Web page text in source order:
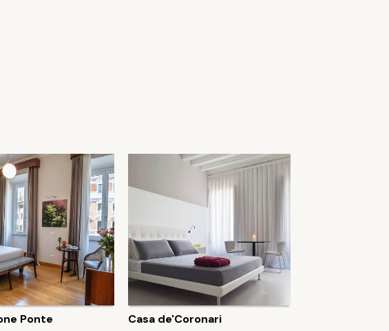
Ponte Casa de'Coronari